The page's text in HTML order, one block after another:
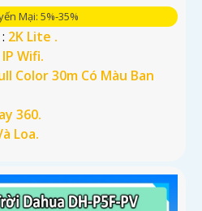
Mại: 5%-35%
2K Lite .
IP Wifi.
Color 30m Có Màu Ban
360.
Loa.